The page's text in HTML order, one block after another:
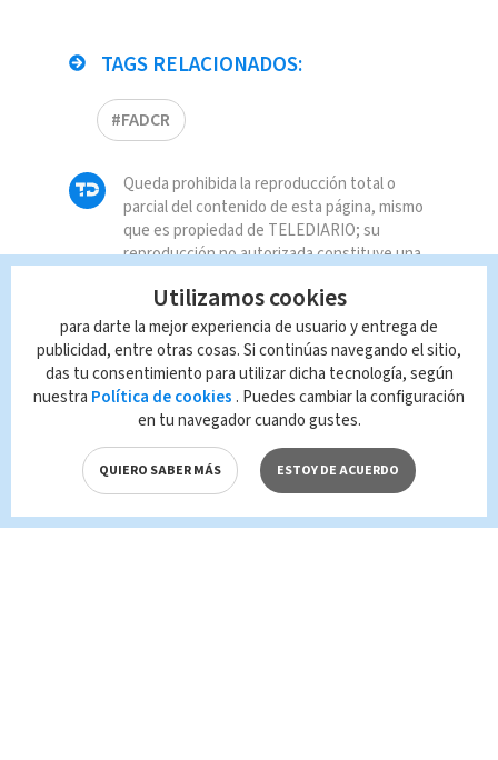
TAGS RELACIONADOS:
#FADCR
Queda prohibida la reproducción total o
parcial del contenido de esta página, mismo
que es propiedad de TELEDIARIO; su
reproducción no autorizada constituye una
leyes aplicables.
Utilizamos cookies
para darte la mejor experiencia de usuario y entrega de
publicidad, entre otras cosas. Si continúas navegando el sitio,
das tu consentimiento para utilizar dicha tecnología, según
nuestra Política de cookies . Puedes cambiar la configuración
en tu navegador cuando gustes.
QUIERO SABER MÁS ESTOY DE ACUERDO